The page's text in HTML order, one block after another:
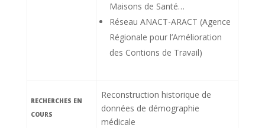
Maisons de Santé…
Réseau ANACT-ARACT (Agence
Régionale pour l’Amélioration
des Contions de Travail)
RECHERCHES EN
COURS
Reconstruction historique de
données de démographie
médicale